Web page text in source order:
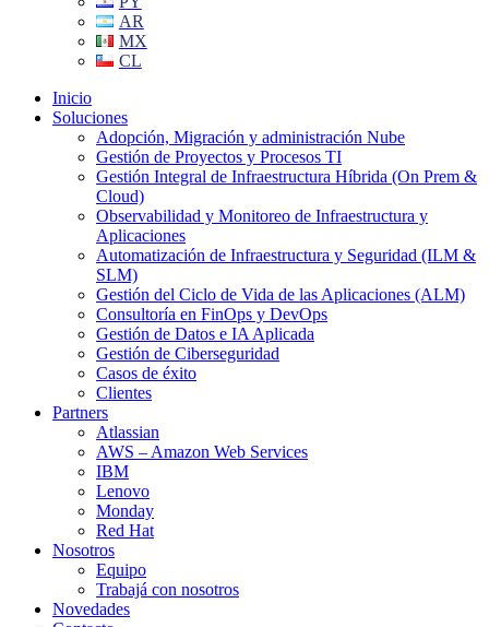
AR
MX
CL
Inicio
Soluciones
Adopción, Migración y administración Nube
Gestión de Proyectos y Procesos TI
Gestión Integral de Infraestructura Híbrida (On Prem &
Cloud)
Observabilidad y Monitoreo de Infraestructura y
Aplicaciones
Automatización de Infraestructura y Seguridad (ILM &
SLM)
Gestión del Ciclo de Vida de las Aplicaciones (ALM)
Consultoría en FinOps y DevOps
Gestión de Datos e IA Aplicada
Gestión de Ciberseguridad
Casos de éxito
Clientes
Partners
Atlassian
AWS – Amazon Web Services
IBM
Lenovo
Monday
Red Hat
Nosotros
Equipo
Trabajá con nosotros
Novedades